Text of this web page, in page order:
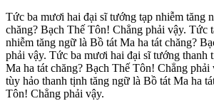
Tức ba mươi hai đại sĩ tướng tạp nhiễm tăng
chăng? Bạch Thế Tôn! Chẳng phải vậy. Tức
nhiễm tăng ngữ là Bồ tát Ma ha tát chăng?
phải vậy. Tức ba mươi hai đại sĩ tướng thanh
Ma ha tát chăng? Bạch Thế Tôn! Chẳng
tùy hảo thanh tịnh tăng ngữ là Bồ tát Ma ha
Tôn! Chẳng phải vậy.